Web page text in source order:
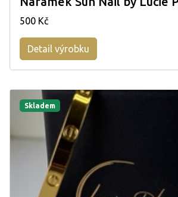
500 Kč
Detail výrobku
Skladem